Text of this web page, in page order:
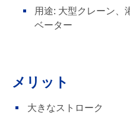
用途: 大型クレーン、
ベーター
メリット
大きなストローク